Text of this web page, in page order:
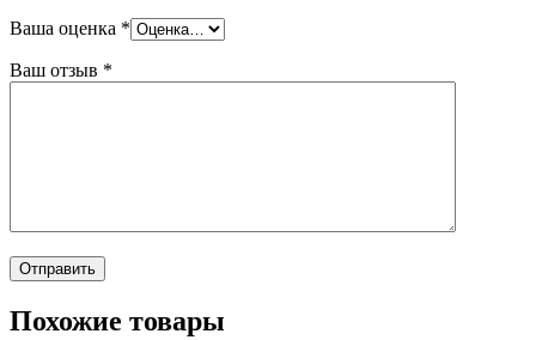
Ваша оценка *
Ваш отзыв *
Похожие товары